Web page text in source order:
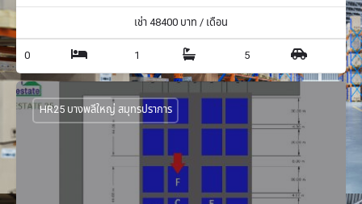
เช่า48400 บาท / เดือน
0 1 5
HR25 บางพลีใหญ่ สมุทรปราการ